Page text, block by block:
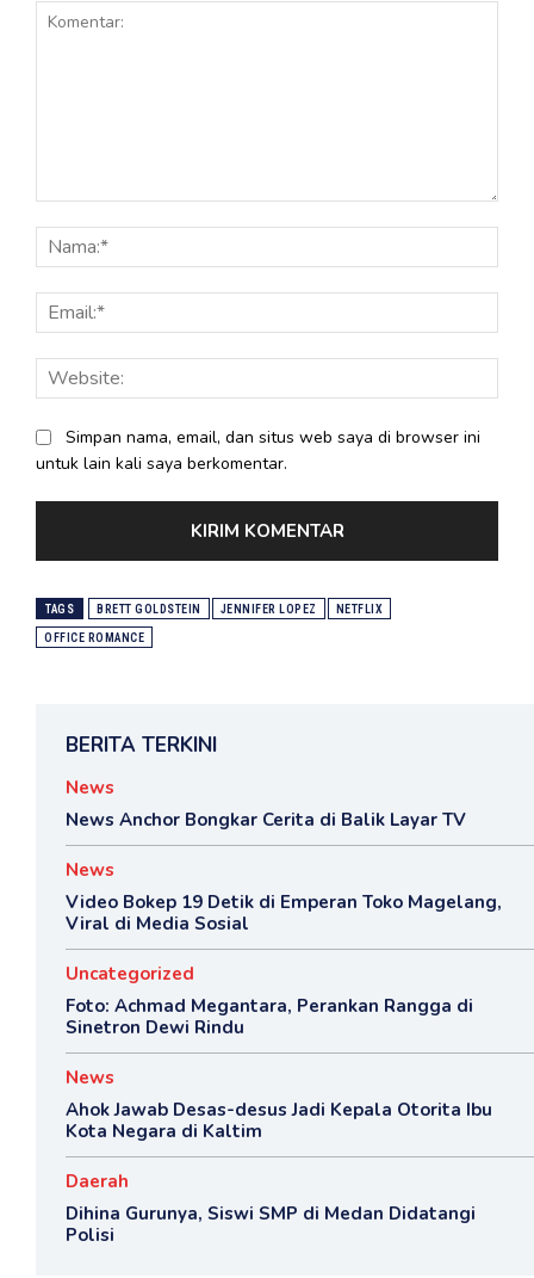
Simpan nama, email, dan situs web saya di browser ini
untuk lain kali saya berkomentar.
TAGS BRETT GOLDSTEIN JENNIFER LOPEZ NETFLIX
OFFICE ROMANCE
BERITA TERKINI
News
News Anchor Bongkar Cerita di Balik Layar TV
News
Video Bokep 19 Detik di Emperan Toko Magelang,
Viral di Media Sosial
Uncategorized
Foto: Achmad Megantara, Perankan Rangga di
Sinetron Dewi Rindu
News
Ahok Jawab Desas-desus Jadi Kepala Otorita Ibu
Kota Negara di Kaltim
Daerah
Dihina Gurunya, Siswi SMP di Medan Didatangi
Polisi